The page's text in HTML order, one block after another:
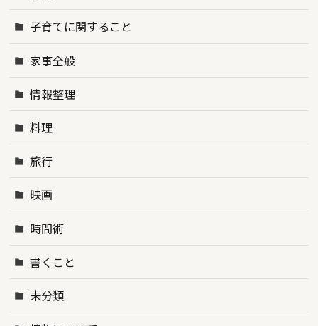
子育てに関すること
家事全般
情報整理
料理
旅行
映画
時間術
書くこと
未分類